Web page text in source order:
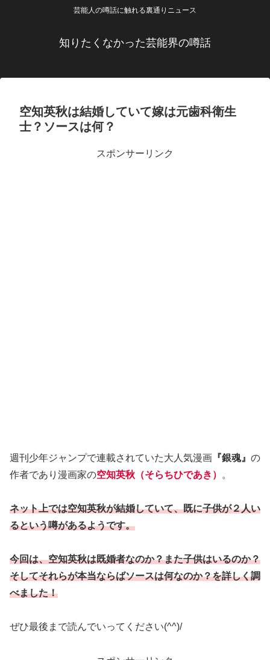
芸能人の噂話に触れる裏通りニュース
知りたくなかった芸能界の噂話
空知英秋は結婚していて嫁は元歯科衛生
士？ソースは何？
スポンサーリンク
週刊少年ジャンプで連載されていた大人気漫画 『銀魂』 の
作者であり漫画家の空知英秋（そらちひであき） 。
ネット上では空知英秋が結婚していて、既に子供が２人い
るという噂があるようです。
今回は、空知英秋は既婚者なのか？また子供はいるのか？
そしてそれらが本当ならばソースは何なのか？を詳しく調
べました！
ぜひ最後まで読んでいってください(^^)/